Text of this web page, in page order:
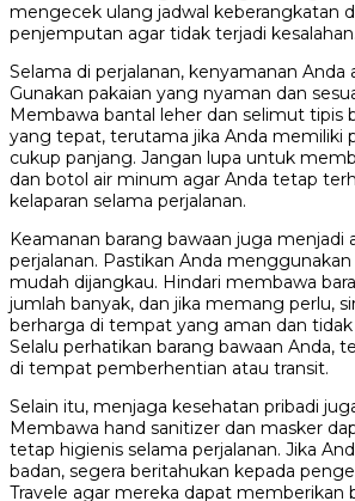
mengecek ulang jadwal keberangkatan
penjemputan agar tidak terjadi kesalahan.
Selama di perjalanan, kenyamanan Anda
Gunakan pakaian yang nyaman dan
Membawa bantal leher dan selimut tipis
yang tepat, terutama jika Anda memiliki
cukup panjang. Jangan lupa untuk
dan botol air minum agar Anda tetap
kelaparan selama perjalanan.
Keamanan barang bawaan juga menjadi
perjalanan. Pastikan Anda
mudah dijangkau. Hindari membawa
jumlah banyak, dan jika memang perlu,
berharga di tempat yang aman dan
Selalu perhatikan barang bawaan Anda,
di tempat pemberhentian atau transit.
Selain itu, menjaga kesehatan pribadi
Membawa hand sanitizer dan masker
tetap higienis selama perjalanan. Jika
badan, segera beritahukan kepada
Travele agar mereka dapat memberikan